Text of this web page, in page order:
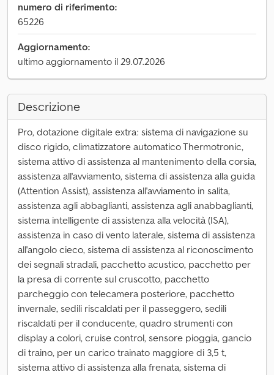
numero di riferimento:
65226
Aggiornamento:
ultimo aggiornamento il 29.07.2026
Descrizione
Pro, dotazione digitale extra: sistema di navigazione su
disco rigido, climatizzatore automatico Thermotronic,
sistema attivo di assistenza al mantenimento della corsia,
assistenza all'avviamento, sistema di assistenza alla guida
(Attention Assist), assistenza all'avviamento in salita,
assistenza agli abbaglianti, assistenza agli anabbaglianti,
sistema intelligente di assistenza alla velocità (ISA),
assistenza in caso di vento laterale, sistema di assistenza
all'angolo cieco, sistema di assistenza al riconoscimento
dei segnali stradali, pacchetto acustico, pacchetto per
la presa di corrente sul cruscotto, pacchetto
parcheggio con telecamera posteriore, pacchetto
invernale, sedili riscaldati per il passeggero, sedili
riscaldati per il conducente, quadro strumenti con
display a colori, cruise control, sensore pioggia, gancio
di traino, per un carico trainato maggiore di 3,5 t,
sistema attivo di assistenza alla frenata, sistema di